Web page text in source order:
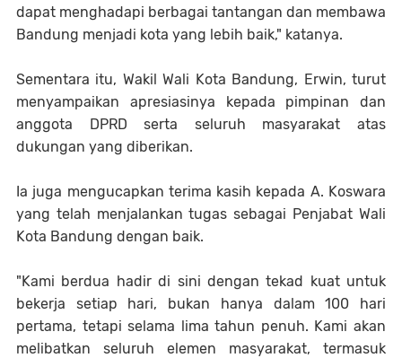
dapat menghadapi berbagai tantangan dan membawa
Bandung menjadi kota yang lebih baik," katanya.
Sementara itu, Wakil Wali Kota Bandung, Erwin, turut
menyampaikan apresiasinya kepada pimpinan dan
anggota DPRD serta seluruh masyarakat atas
dukungan yang diberikan.
Ia juga mengucapkan terima kasih kepada A. Koswara
yang telah menjalankan tugas sebagai Penjabat Wali
Kota Bandung dengan baik.
"Kami berdua hadir di sini dengan tekad kuat untuk
bekerja setiap hari, bukan hanya dalam 100 hari
pertama, tetapi selama lima tahun penuh. Kami akan
melibatkan seluruh elemen masyarakat, termasuk